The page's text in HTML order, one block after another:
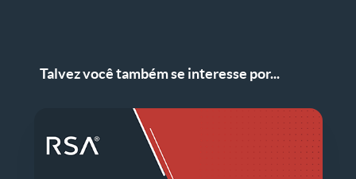
Talvez você também se interesse por...